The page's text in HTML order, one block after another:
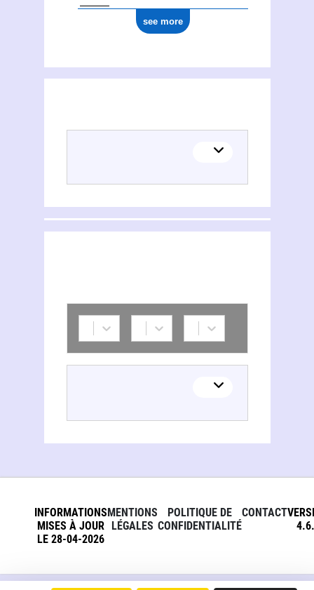
see more
INFORMATIONS
MISES À JOUR
LE 28-04-2026
MENTIONS
LÉGALES
POLITIQUE DE
CONFIDENTIALITÉ
CONTACT